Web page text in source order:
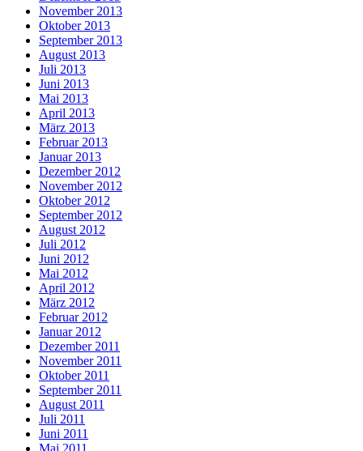
November 2013
Oktober 2013
September 2013
August 2013
Juli 2013
Juni 2013
Mai 2013
April 2013
März 2013
Februar 2013
Januar 2013
Dezember 2012
November 2012
Oktober 2012
September 2012
August 2012
Juli 2012
Juni 2012
Mai 2012
April 2012
März 2012
Februar 2012
Januar 2012
Dezember 2011
November 2011
Oktober 2011
September 2011
August 2011
Juli 2011
Juni 2011
Mai 2011